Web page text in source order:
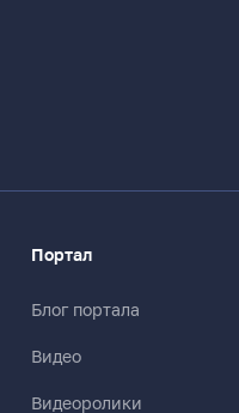
Портал
Блог портала
Видео
Видеоролики